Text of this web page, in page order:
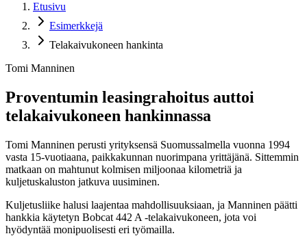
Etusivu
Esimerkkejä
Telakaivukoneen hankinta
Tomi Manninen
Proventumin leasingrahoitus auttoi
telakaivukoneen hankinnassa
Tomi Manninen perusti yrityksensä Suomussalmella vuonna 1994
vasta 15-vuotiaana, paikkakunnan nuorimpana yrittäjänä. Sittemmin
matkaan on mahtunut kolmisen miljoonaa kilometriä ja
kuljetuskaluston jatkuva uusiminen.
Kuljetusliike halusi laajentaa mahdollisuuksiaan, ja Manninen päätti
hankkia käytetyn Bobcat 442 A -telakaivukoneen, jota voi
hyödyntää monipuolisesti eri työmailla.